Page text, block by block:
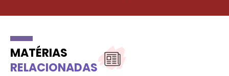
MATÉRIAS
RELACIONADAS